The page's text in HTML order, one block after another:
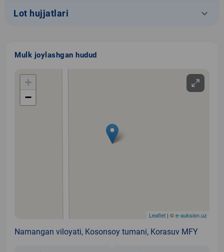
Lot hujjatlari keyboard_arrow_down
Mulk joylashgan hudud
+
−
Leaflet | ©e-auksion.uz
Namangan viloyati, Kosonsoy tumani, Korasuv MFY